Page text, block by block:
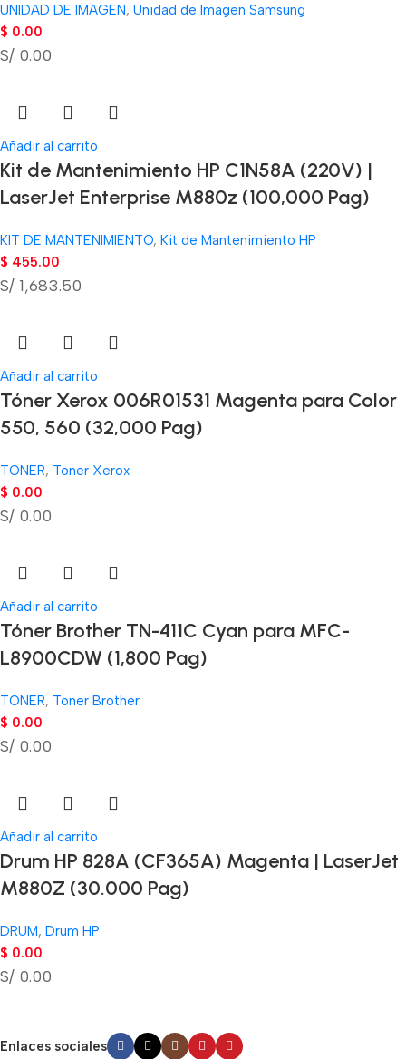
UNIDAD DE IMAGEN, Unidad de Imagen Samsung
$ 0.00
S/ 0.00
Añadir al carrito
Kit de Mantenimiento HP C1N58A (220V) |
LaserJet Enterprise M880z (100,000 Pag)
KIT DE MANTENIMIENTO, Kit de Mantenimiento HP
$ 455.00
S/ 1,683.50
Añadir al carrito
Tóner Xerox 006R01531 Magenta para Color
550, 560 (32,000 Pag)
TONER, Toner Xerox
$ 0.00
S/ 0.00
Añadir al carrito
Tóner Brother TN-411C Cyan para MFC-
L8900CDW (1,800 Pag)
TONER, Toner Brother
$ 0.00
S/ 0.00
Añadir al carrito
Drum HP 828A (CF365A) Magenta | LaserJet
M880Z (30.000 Pag)
DRUM, Drum HP
$ 0.00
S/ 0.00
Enlaces sociales